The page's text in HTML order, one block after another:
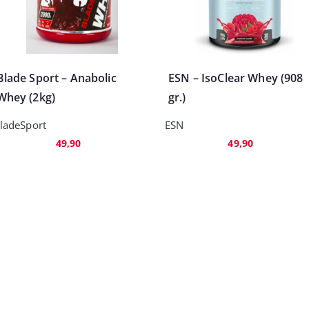
Sport – Anabolic
(2kg)
49,90
ESN – IsoClear Whey (908
gr.)
ESN
49,90